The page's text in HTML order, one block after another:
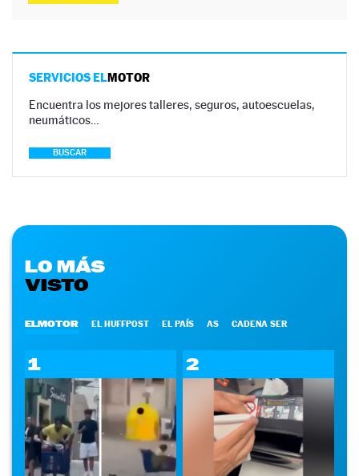
SERVICIOS ELMOTOR
Encuentra los mejores talleres, seguros, autoescuelas,
neumáticos…
BUSCAR
LO MÁS
VISTO
ELMOTOR EL HUFFPOST EL PAÍS AS CADENA SER
1 2